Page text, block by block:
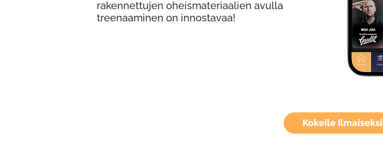
Kokeile Ilmaiseksi
rakennettujen oheismateriaalien avulla
treenaaminen on innostavaa!